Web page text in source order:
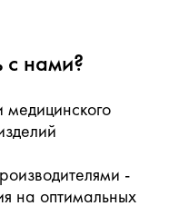
с нами?
медицинского
-
на оптимальных